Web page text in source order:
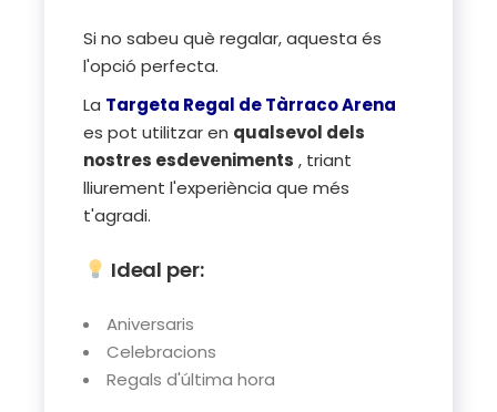
Si no sabeu què regalar, aquesta és
l'opció perfecta.
La Targeta Regal de Tàrraco Arena
es pot utilitzar en qualsevol dels
nostres esdeveniments , triant
lliurement l'experiència que més
t'agradi.
Ideal per:
Aniversaris
Celebracions
Regals d'última hora